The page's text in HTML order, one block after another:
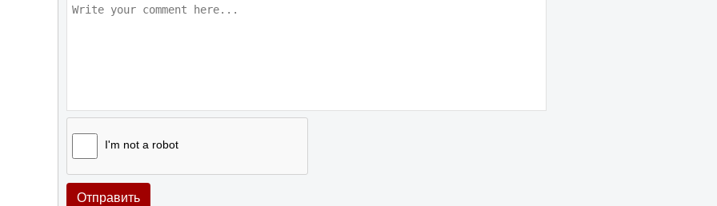
I'm not a robot
Отправить